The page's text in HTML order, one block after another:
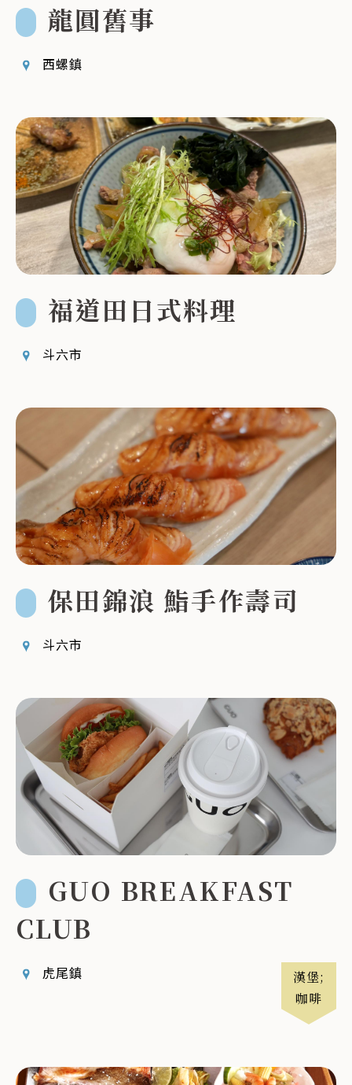
龍圓舊事
西螺鎮
福道田日式料理
斗六市
保田錦浪 鮨手作壽司
斗六市
GUO BREAKFAST
CLUB
虎尾鎮
漢堡;
咖啡